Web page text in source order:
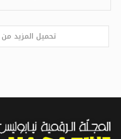
تحميل المزيد من